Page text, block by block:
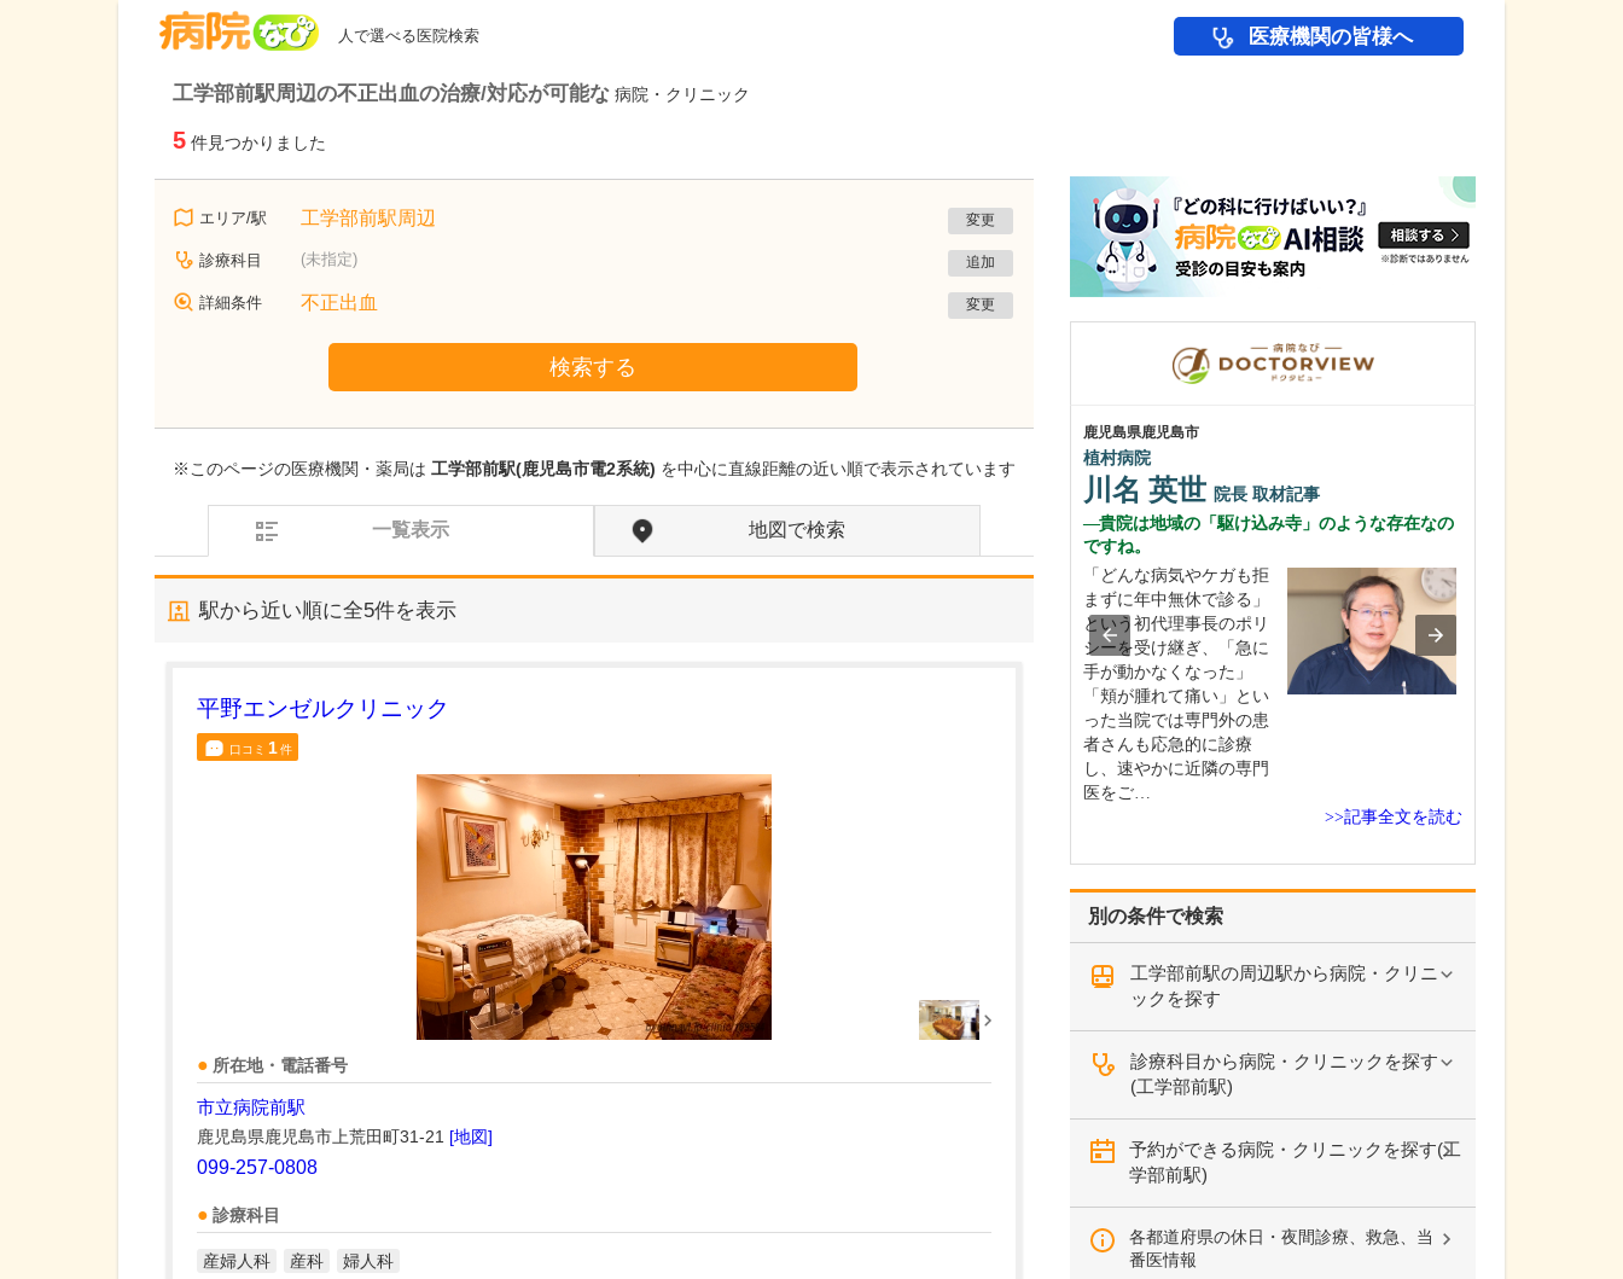
人で選べる医院検索 医療機関の皆様へ
工学部前駅周辺の不正出血の治療/対応が可能な 病院・クリニック
5 件見つかりました
エリア/駅 工学部前駅周辺 変更
診療科目 (未指定) 追加
詳細条件 不正出血 変更
検索する
※このページの医療機関・薬局は 工学部前駅(鹿児島市電2系統) を中心に直線距離の近い順で表示されています
一覧表示 地図で検索
駅から近い順に全5件を表示
平野エンゼルクリニック
口コミ 1件
所在地・電話番号
市立病院前駅
鹿児島県鹿児島市上荒田町31-21 [地図]
099-257-0808
診療科目
産婦人科 産科 婦人科
別の条件で検索
工学部前駅の周辺駅から病院・クリニ
ックを探す
診療科目から病院・クリニックを探す
(工学部前駅)
予約ができる病院・クリニックを探す(工
学部前駅)
各都道府県の休日・夜間診療、救急、当
番医情報
鹿児島県鹿児島市
あいろ歯科医院
歯科医師を志したきっかけを教えてください。
中学生のときに出会った
女性の歯科医師に憧れた
は敬…
鹿児島県鹿児島市
植村病院
川名 英世 院長 取材記事
貴院は地域の「駆け込み寺」のような存在なの
ですね。
「どんな病気やケガも拒
まずに年中無休で診る」
という初代理事長のポリ
シーを受け継ぎ、「急に
手が動かなくなった」
「頬が腫れて痛い」とい
った当院では専門外の患
者さんも応急的に診療
し、速やかに近隣の専門
医をご…
>>記事全文を読む